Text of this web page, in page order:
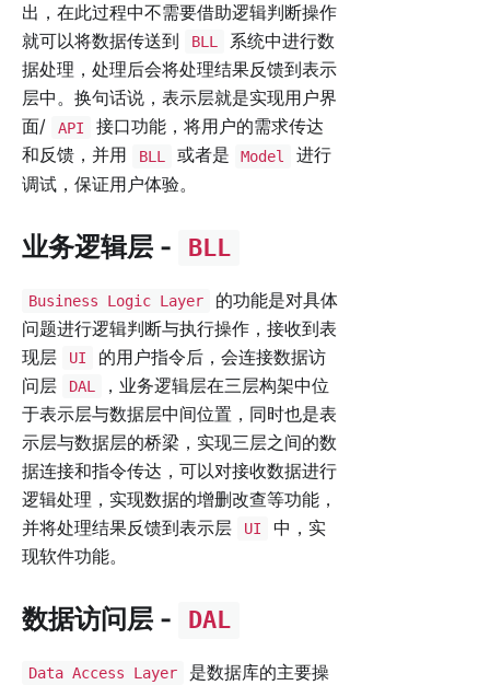
出，在此过程中不需要借助逻辑判断操作
就可以将数据传送到
BLL
系统中进行数
据处理，处理后会将处理结果反馈到表示
层中。换句话说，表示层就是实现用户界
面/
API
接口功能，将用户的需求传达
和反馈，并用
BLL 或者是 Model
进行
调试，保证用户体验。
业务逻辑层 - BLL
Business Logic Layer
的功能是对具体
问题进行逻辑判断与执行操作，接收到表
现层
UI
的用户指令后，会连接数据访
问层
DAL
，业务逻辑层在三层构架中位
于表示层与数据层中间位置，同时也是表
示层与数据层的桥梁，实现三层之间的数
据连接和指令传达，可以对接收数据进行
逻辑处理，实现数据的增删改查等功能，
并将处理结果反馈到表示层
UI
中，实
现软件功能。
数据访问层 - DAL
Data Access Layer
是数据库的主要操